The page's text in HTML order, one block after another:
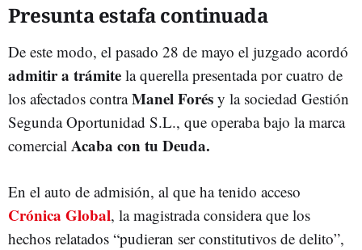
Presunta estafa continuada
De este modo, el pasado 28 de mayo el juzgado acordó
admitir a trámite la querella presentada por cuatro de
los afectados contraManel Forés y la sociedad Gestión
Segunda Oportunidad S.L., que operaba bajo la marca
comercial Acaba con tu Deuda.
En el auto de admisión, al que ha tenido acceso
Crónica Global, la magistrada considera que los
hechos relatados “pudieran ser constitutivos de delito”,